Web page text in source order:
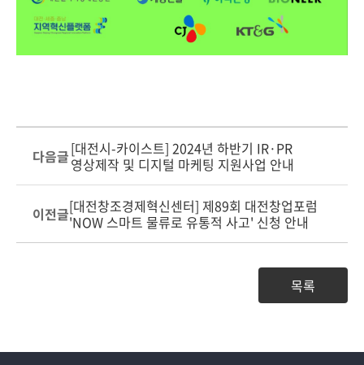
다음글[대전시-카이스트] 2024년 하반기 IR·PR
영상제작 및 디지털 마케팅 지원사업 안내
이전글[대전창조경제혁신센터] 제89회 대전창업포럼
'NOW 스마트 물류로 유통적 사고' 신청 안내
목록